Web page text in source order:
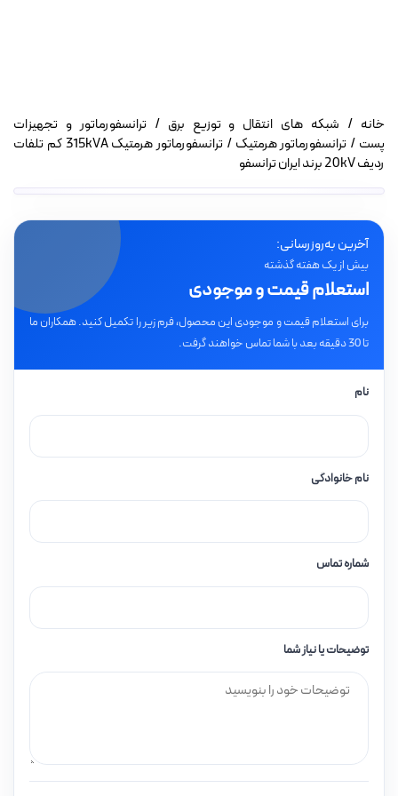
خانه / شبکه های انتقال و توزیع برق / ترانسفورماتور و تجهیزات
پست / ترانسفورماتور هرمتیک
/ ترانسفورماتور هرمتیک 315kVA کم تلفات
ردیف 20kV برند ایران ترانسفو
آخرین به‌روزرسانی:
بیش از یک هفته گذشته
استعلام قیمت و موجودی
برای استعلام قیمت و موجودی این محصول، فرم زیر را تکمیل کنید. همکاران ما
تا 30 دقیقه بعد با شما تماس خواهند گرفت.
نام
نام خانوادگی
شماره تماس
توضیحات یا نیاز شما